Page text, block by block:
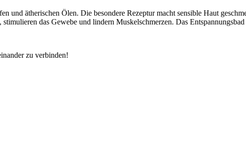
und ätherischen Ölen. Die besondere Rezeptur macht sensible Haut
das Gewebe und lindern Muskelschmerzen. Das
zu verbinden!